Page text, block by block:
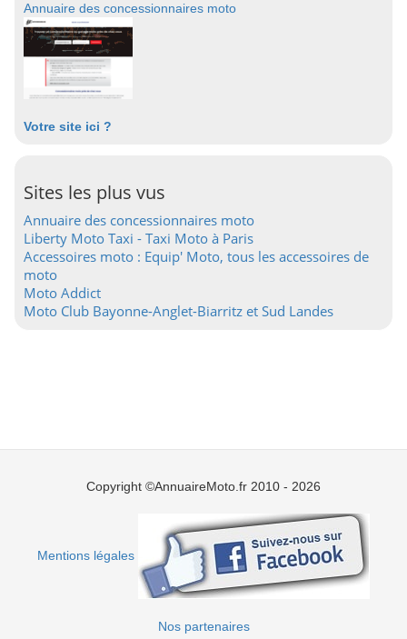
Annuaire des concessionnaires moto
Votre site ici ?
Sites les plus vus
Annuaire des concessionnaires moto
Liberty Moto Taxi - Taxi Moto à Paris
Accessoires moto : Equip' Moto, tous les accessoires de
moto
Moto Addict
Moto Club Bayonne-Anglet-Biarritz et Sud Landes
Copyright ©AnnuaireMoto.fr 2010 - 2026
Mentions légales
Nos partenaires